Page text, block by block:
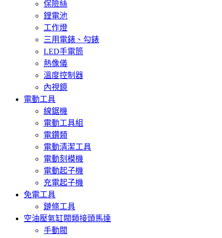
保險絲
鋰電池
工作燈
三用電錶、勾錶
LED手電筒
熱像儀
溫度控制器
內視鏡
電動工具
線鋸機
電動工具組
電鑽類
電動清潔工具
電動刻模機
電動起子機
充電起子機
免電工具
鏈條工具
空油壓氣缸閥類接頭馬達
手動閥